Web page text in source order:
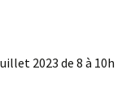
2023 de 8 à 10h